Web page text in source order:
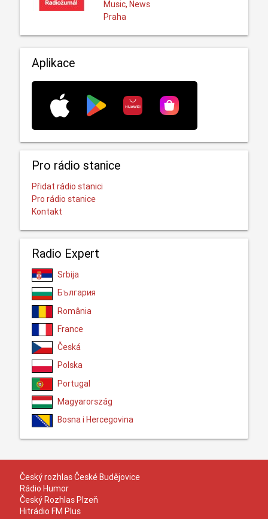
Music, News
Praha
Aplikace
Pro rádio stanice
Přidat rádio stanici
Pro rádio stanice
Kontakt
Radio Expert
Srbija
България
România
France
Česká
Polska
Portugal
Magyarország
Bosna i Hercegovina
Český rozhlas České Budějovice
Rádio Humor
Český Rozhlas Plzeň
Hitrádio FM Plus